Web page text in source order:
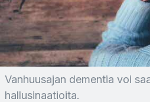
Vanhuusajan dementia voi
hallusinaatioita.